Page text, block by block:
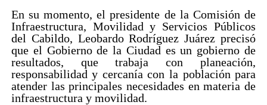
En su momento, el presidente de la Comisión de
Infraestructura, Movilidad y Servicios Públicos
del Cabildo, Leobardo Rodríguez Juárez precisó
que el Gobierno de la Ciudad es un gobierno de
resultados, que trabaja con planeación,
responsabilidad y cercanía con la población para
atender las principales necesidades en materia de
infraestructura y movilidad.